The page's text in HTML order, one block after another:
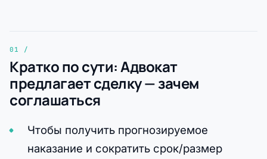
Кратко по сути: Адвокат
предлагает сделку — зачем
соглашаться
Чтобы получить прогнозируемое
наказание и сократить срок/размер